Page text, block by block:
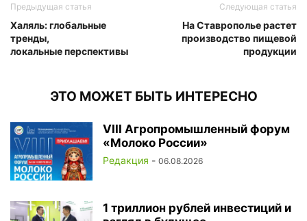
Предыдущая статья
Халяль: глобальные
тренды,
локальные перспективы
Следующая статья
На Ставрополье растет
производство пищевой
продукции
ЭТО МОЖЕТ БЫТЬ ИНТЕРЕСНО
VIII Агропромышленный форум
«Молоко России»
Редакция - 06.08.2026
1 триллион рублей инвестиций и